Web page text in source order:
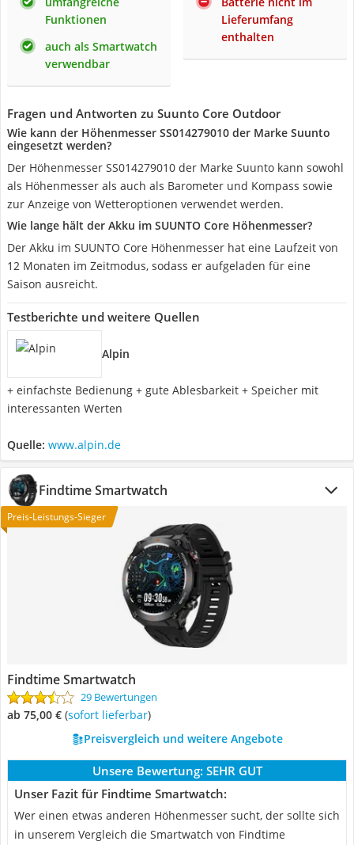
Funktionen
auch als Smartwatch
verwendbar
Lieferumfang
enthalten
Fragen und Antworten zu Suunto Core Outdoor
Wie kann der Höhenmesser SS014279010 der Marke Suunto
eingesetzt werden?
Der Höhenmesser SS014279010 der Marke Suunto kann sowohl
als Höhenmesser als auch als Barometer und Kompass sowie
zur Anzeige von Wetteroptionen verwendet werden.
Wie lange hält der Akku im SUUNTO Core Höhenmesser?
Der Akku im SUUNTO Core Höhenmesser hat eine Laufzeit von
12 Monaten im Zeitmodus, sodass er aufgeladen für eine
Saison ausreicht.
Testberichte und weitere Quellen
Alpin
+ einfachste Bedienung + gute Ablesbarkeit + Speicher mit
interessanten Werten
Quelle: www.alpin.de
Findtime Smartwatch
Preis-Leistungs-Sieger
Findtime Smartwatch
29 Bewertungen
ab 75,00 € ( Sofort lieferbar)
Preisvergleich und weitere Angebote
Unsere Bewertung: SEHR GUT
Unser Fazit für Findtime Smartwatch:
Wer einen etwas anderen Höhenmesser sucht, der sollte sich
in unserem Vergleich die Smartwatch von Findtime